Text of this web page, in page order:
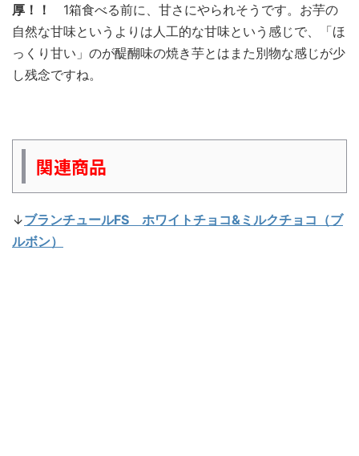
厚！！
1箱食べる前に、甘さにやられそうです。お芋の
自然な甘味というよりは人工的な甘味という感じで、「ほ
っくり甘い」のが醍醐味の焼き芋とはまた別物な感じが少
し残念ですね。
関連商品
↓ブランチュールFS ホワイトチョコ&ミルクチョコ（ブ
ルボン）